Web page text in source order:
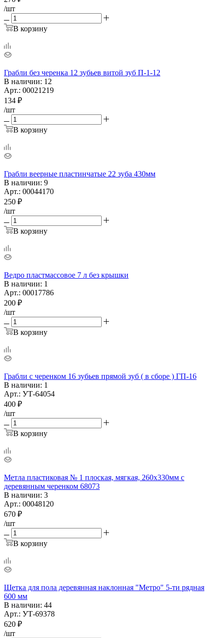
/шт
В корзину
Грабли без черенка 12 зубьев витой зуб П-1-12
В наличии: 12
Арт.: 00021219
134 ₽
/шт
В корзину
Грабли веерные пластинчатые 22 зуба 430мм
В наличии: 9
Арт.: 00044170
250 ₽
/шт
В корзину
Ведро пластмассовое 7 л без крышки
В наличии: 1
Арт.: 00017786
200 ₽
/шт
В корзину
Грабли с черенком 16 зубьев прямой зуб ( в сборе ) ГП-16
В наличии: 1
Арт.: УТ-64054
400 ₽
/шт
В корзину
Метла пластиковая № 1 плоская, мягкая, 260х330мм с
деревянным черенком 68073
В наличии: 3
Арт.: 00048120
670 ₽
/шт
В корзину
Щетка для пола деревянная наклонная "Метро" 5-ти рядная
600 мм
В наличии: 44
Арт.: УТ-69378
620 ₽
/шт